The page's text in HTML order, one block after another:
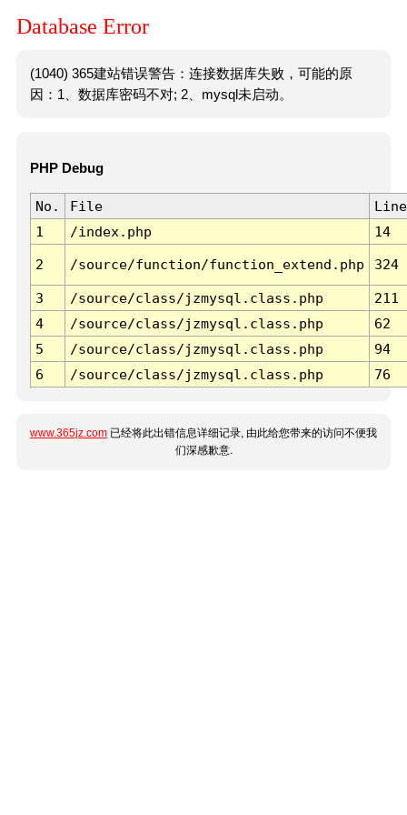
Database Error
(1040) 365建站错误警告：连接数据库失败，可能的原
因：1、数据库密码不对; 2、mysql未启动。
PHP Debug
No. File
Line
1
/index.php 14
2 /source/function/function_extend.php 324
3 /source/class/jzmysql.class.php
211
4
/source/class/jzmysql.class.php
62
5
/source/class/jzmysql.class.php
94
6
/source/class/jzmysql.class.php 76
www.365jz.com 已经将此出错信息详细记录, 由此给您带来的访问不便我
们深感歉意.